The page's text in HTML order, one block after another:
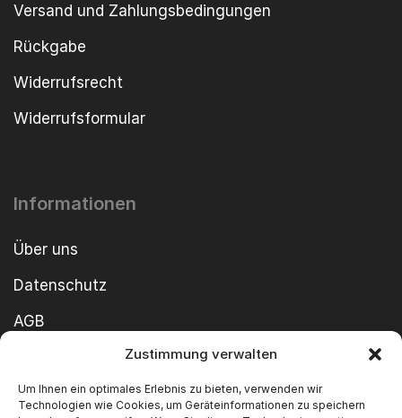
Zustimmung verwalten
Um Ihnen ein optimales Erlebnis zu bieten, verwenden wir
Technologien wie Cookies, um Geräteinformationen zu speichern
Versand und Zahlungsbedingungen
Rückgabe
Widerrufsrecht
Widerrufsformular
Informationen
Über uns
Datenschutz
AGB
Cookie-Richtlinie
Impressum